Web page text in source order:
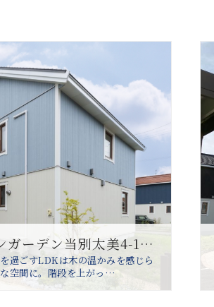
スウェーデンガーデン当別太美4-1分譲住宅
過ごすLDKは木の温かみを感じら
空間に。階段を上がっ…